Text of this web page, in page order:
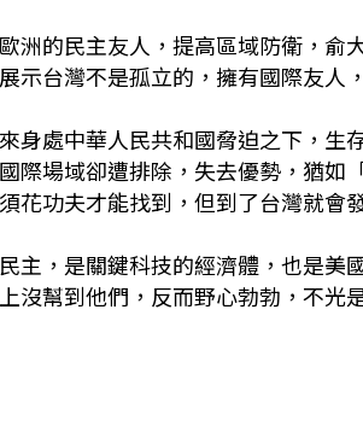
洲的民主友人，提高區域防衛，
示台灣不是孤立的，擁有國際友人
身處中華人民共和國脅迫之下，生
際場域卻遭排除，失去優勢，猶
花功夫才能找到，但到了台灣就會
主，是關鍵科技的經濟體，也是美
沒幫到他們，反而野心勃勃，不